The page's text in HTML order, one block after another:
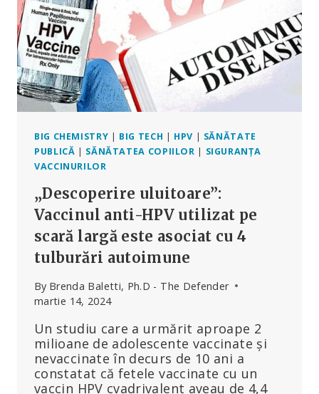
O
CONVERSAȚIE
CU
MARK
BLAXILL
BIG CHEMISTRY | BIG TECH | HPV | SĂNĂTATE
PUBLICĂ | SĂNĂTATEA COPIILOR | SIGURANȚA
VACCINURILOR
„Descoperire uluitoare”:
Vaccinul anti-HPV utilizat pe
scară largă este asociat cu 4
tulburări autoimune
By Brenda Baletti, Ph.D - The Defender
martie 14, 2024
Un studiu care a urmărit aproape 2
milioane de adolescente vaccinate și
nevaccinate în decurs de 10 ani a
constatat că fetele vaccinate cu un
vaccin HPV cvadrivalent aveau de 4,4